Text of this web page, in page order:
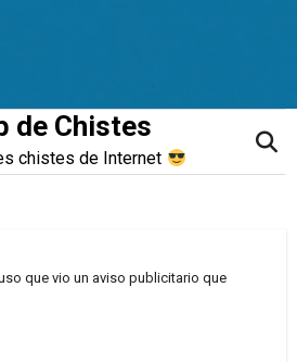
de Chistes
chistes de Internet
que vio un aviso publicitario que